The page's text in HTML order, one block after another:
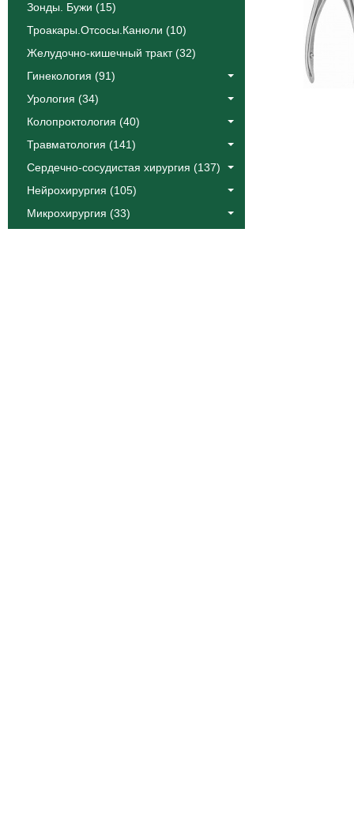
Зонды. Бужи (15)
Троакары.Отсосы.Канюли (10)
Желудочно-кишечный тракт (32)
Гинекология (91)
Урология (34)
Колопроктология (40)
Травматология (141)
Сердечно-сосудистая хирургия (137)
Нейрохирургия (105)
Микрохирургия (33)